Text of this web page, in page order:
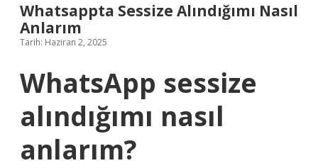
Whatsappta Sessize Alındığımı Nasıl
Anlarım
Tarih: Haziran 2, 2025
WhatsApp sessize
alındığımı nasıl
anlarım?